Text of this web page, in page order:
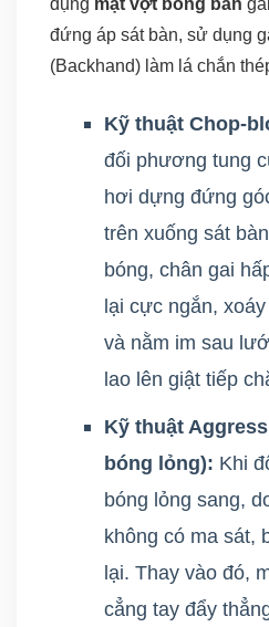
dụng mặt vợt bóng bàn
đứng áp sát bàn, sử dụng
(Backhand) làm lá chắn
Kỹ thuật Chop-
đối phương tung
hơi dựng đứng
trên xuống sát
bóng, chân gai
lại cực ngắn,
và nằm im sau
lao lên giật tiếp
Kỹ thuật
bóng lỏng): Khi
bóng lỏng sang,
không có ma sát,
lại. Thay vào đó,
cẳng tay đẩy